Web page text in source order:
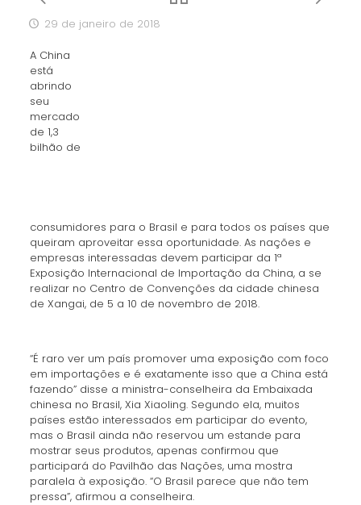
29 de janeiro de 2018
A China
está
abrindo
seu
mercado
de 1,3
bilhão de
consumidores para o Brasil e para todos os países que
queiram aproveitar essa oportunidade. As nações e
empresas interessadas devem participar da 1ª
Exposição Internacional de Importação da China, a se
realizar no Centro de Convenções da cidade chinesa
de Xangai, de 5 a 10 de novembro de 2018.
“É raro ver um país promover uma exposição com foco
em importações e é exatamente isso que a China está
fazendo” disse a ministra-conselheira da Embaixada
chinesa no Brasil, Xia Xiaoling. Segundo ela, muitos
países estão interessados em participar do evento,
mas o Brasil ainda não reservou um estande para
mostrar seus produtos, apenas confirmou que
participará do Pavilhão das Nações, uma mostra
paralela à exposição. “O Brasil parece que não tem
pressa”, afirmou a conselheira.